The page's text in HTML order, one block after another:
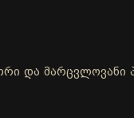
და მარცვლოვანი